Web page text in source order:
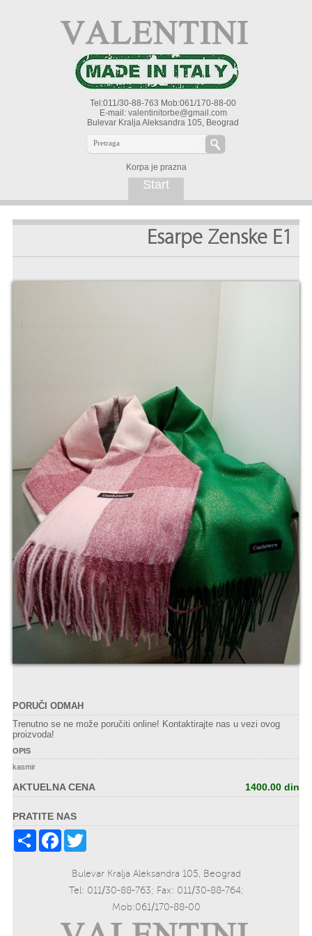
Tel:011/30-88-763 Mob:061/170-88-00
E-mail: valentinitorbe@gmail.com
Bulevar Kralja Aleksandra 105, Beograd
Korpa je prazna
Start
Esarpe Zenske E1
PORUČI ODMAH
Trenutno se ne može poručiti online! Kontaktirajte nas u vezi ovog
proizvoda!
OPIS
kasmir
AKTUELNA CENA 1400.00 din
PRATITE NAS
Share Facebook
Bulevar Kralja Aleksandra 105, Beograd
Tel: 011/30-88-763; Fax: 011/30-88-764;
Mob:061/170-88-00